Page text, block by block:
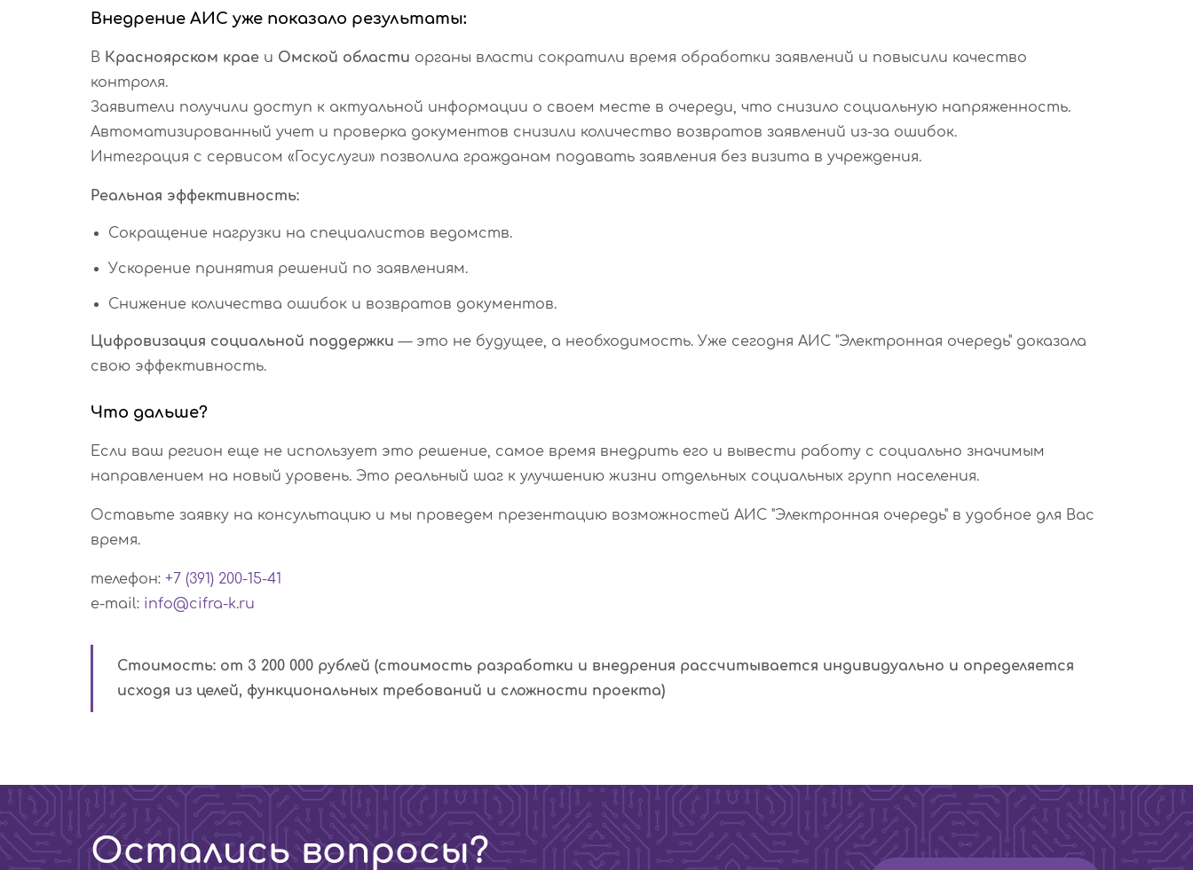
Внедрение АИС уже показало результаты:
В Красноярском крае и Омской области органы власти сократили время обработки заявлений и повысили качество
контроля.
Заявители получили доступ к актуальной информации о своем месте в очереди, что снизило социальную напряженность.
Автоматизированный учет и проверка документов снизили количество возвратов заявлений из-за ошибок.
Интеграция с сервисом «Госуслуги» позволила гражданам подавать заявления без визита в учреждения.
Реальная эффективность:
Сокращение нагрузки на специалистов ведомств.
Ускорение принятия решений по заявлениям.
Снижение количества ошибок и возвратов документов.
Цифровизация социальной поддержки — это не будущее, а необходимость. Уже сегодня АИС "Электронная очередь" доказала
свою эффективность.
Что дальше?
Если ваш регион еще не использует это решение, самое время внедрить его и вывести работу с социально значимым
направлением на новый уровень. Это реальный шаг к улучшению жизни отдельных социальных групп населения.
Оставьте заявку на консультацию и мы проведем презентацию возможностей АИС "Электронная очередь" в удобное для Вас
время.
телефон: +7 (391) 200-15-41
e-mail: info@cifra-k.ru
Стоимость: от 3 200 000 рублей (стоимость разработки и внедрения рассчитывается индивидуально и определяется
исходя из целей, функциональных требований и сложности проекта)
Остались вопросы?